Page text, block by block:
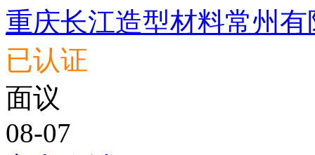
重庆长江造型材料常州有
已认证
面议
08-07